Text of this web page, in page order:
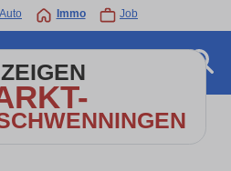
Auto Immo Job